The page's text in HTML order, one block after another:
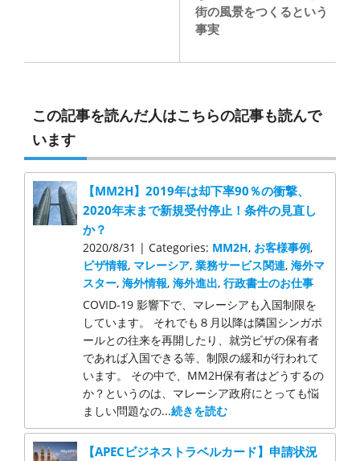
街の風景をつくるという
事実
この記事を読んだ人はこちらの記事も読んで
います
【MM2H】2019年は却下率90％の衝撃、
2020年末まで新規受付停止！条件の見直し
か？
2020/8/31 | Categories: MM2H, お客様事例,
ビザ情報, マレーシア,業務サービス関連,海外マ
スター,海外情報,海外進出,行政書士のお仕事
COVID-19 影響下で、マレーシアも入国制限を
しています。 それでも８月以降は隣国シンガポ
ールとの往来を再開したり、就労ビザの保有者
であれば入国できる等、制限の緩和が行われて
います。 その中で、MM2H保有者はどうするの
か？というのは、マレーシア政府にとっても悩
ましい問題なの...続きを読む
【APECビジネストラベルカード】申請状況